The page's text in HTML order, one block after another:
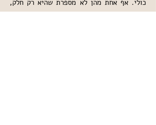
כולי. אף אחת מהן לא מספרת שהיא רק חלק,